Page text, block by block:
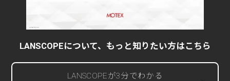
LANSCOPEについて、もっと知りたい方はこちら
LANSCOPEが3分でわかる